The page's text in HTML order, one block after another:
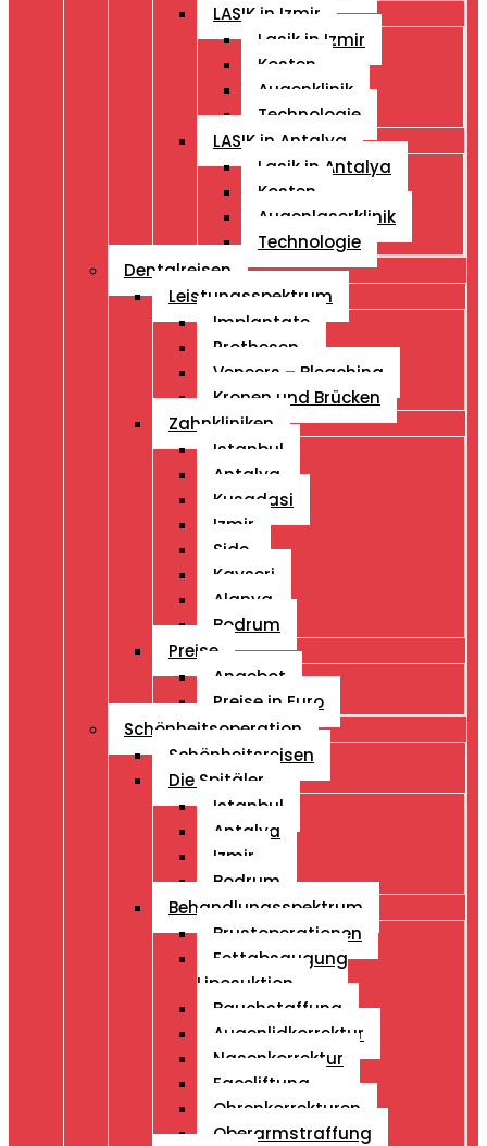
LASIK in Izmir
Lasik in Izmir
Kosten
Augenklinik
Technologie
LASIK in Antalya
Lasik in Antalya
Kosten
Augenlaserklinik
Technologie
Dentalreisen
Leistungsspektrum
Implantate
Prothesen
Veneers – Bleaching
Kronen und Brücken
Zahnkliniken
Istanbul
Antalya
Kusadasi
Izmir
Side
Kayseri
Alanya
Bodrum
Preise
Angebot
Preise in Euro
Schönheitsoperation
Schönheitsreisen
Die Spitäler
Istanbul
Antalya
Izmir
Bodrum
Behandlungsspektrum
Brustoperationen
Fettabsaugung
Liposuktion
Bauchstaffung
Augenlidkorrektur
Nasenkorrektur
Faceliftung
Ohrenkorrekturen
Oberarmstraffung